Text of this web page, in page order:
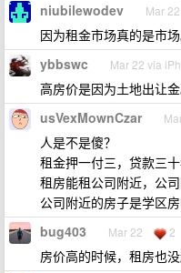
niubilewodev Mar 22
因为租金市场真的是市场
ybbswc Mar 22 via
高房价是因为土地出让
usVexMownCzar
人是不是傻？
租金押一付三，贷款三十
租房能租公司附近，公司
公司附近的房子是学区
bug403 Mar 22 2
房价高的时候，租房也